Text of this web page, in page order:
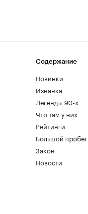
Содержание
Новинки
Изнанка
Легенды 90-х
Что там у них
Рейтинги
Большой пробег
Закон
Новости